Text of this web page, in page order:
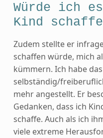
Würde ich
Kind
Zudem stellte er
schaffen würde, mich
kümmern. Ich habe
selbständig/
mehr angestellt. Er
Gedanken, dass ich
schaffe. Auch als ich
viele extreme